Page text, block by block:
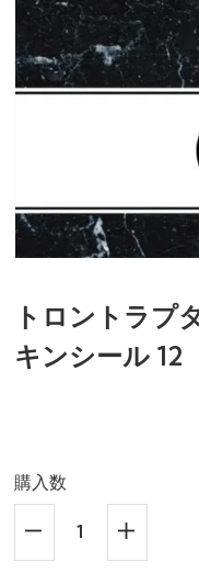
トロントラプ
キンシール 12
購入数